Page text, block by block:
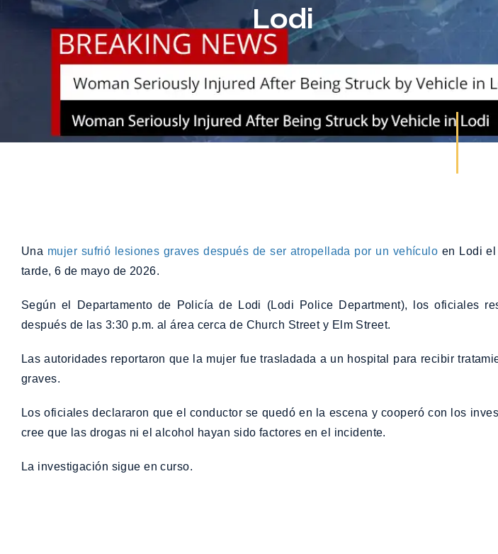
Lodi
Una mujer sufrió lesiones graves después de ser atropellada por un vehículo en Lodi
tarde, 6 de mayo de 2026.
Según el Departamento de Policía de Lodi (Lodi Police Department), los oficiales
después de las 3:30 p.m. al área cerca de Church Street y Elm Street.
Las autoridades reportaron que la mujer fue trasladada a un hospital para recibir
graves.
Los oficiales declararon que el conductor se quedó en la escena y cooperó con los
cree que las drogas ni el alcohol hayan sido factores en el incidente.
La investigación sigue en curso.